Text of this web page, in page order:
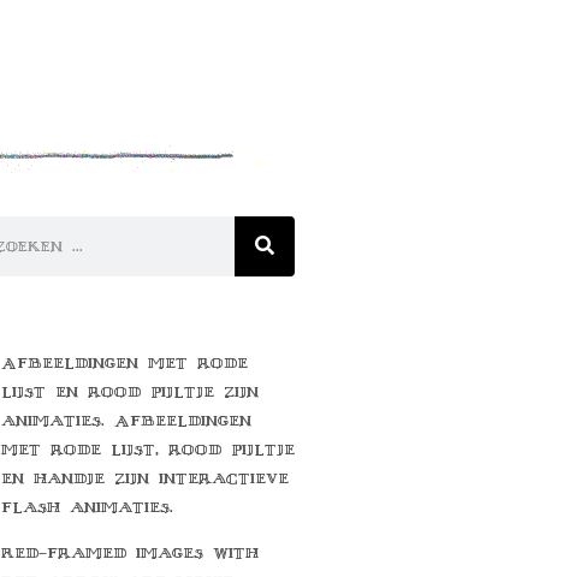
Afbeeldingen met rode
lijst en rood pijltje zijn
animaties. Afbeeldingen
met rode lijst, rood pijltje
en handje zijn interactieve
flash animaties.
Red-framed images with